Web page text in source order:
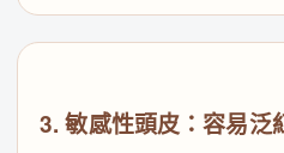
3. 敏感性頭皮：容易泛